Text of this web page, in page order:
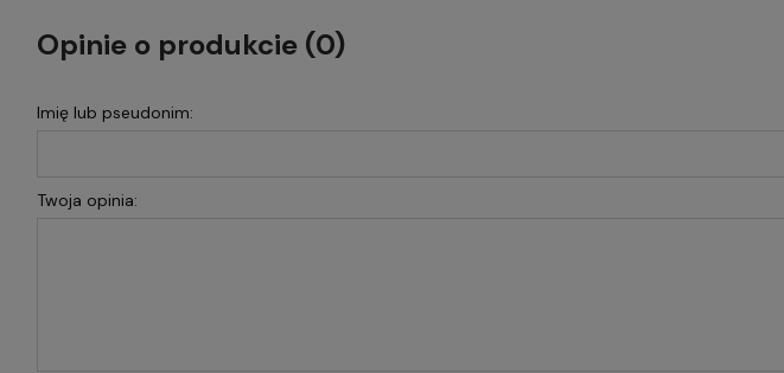
Opinie o produkcie (0)
Imię lub pseudonim:
Twoja opinia: